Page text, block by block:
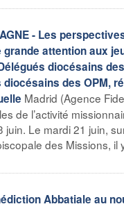
- Les
grande attention aux
diocésains
des OPM,
Madrid (Agence
de l’activité
juin. Le mardi 21 juin,
des Missions, il
Abbatiale au